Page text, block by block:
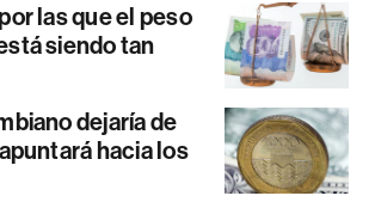
las que el peso
siendo tan
dejaría de
hacia los